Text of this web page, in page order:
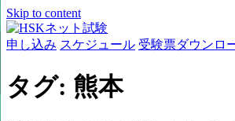
Skip to content
申し込み スケジュール 受験票ダウンロ
タグ: 熊本